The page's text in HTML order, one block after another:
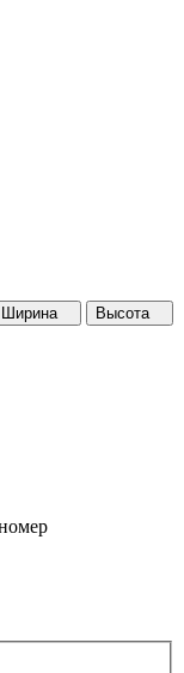
Ширина
Высота